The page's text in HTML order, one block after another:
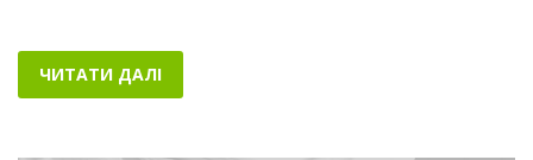
ЧИТАТИ ДАЛІ